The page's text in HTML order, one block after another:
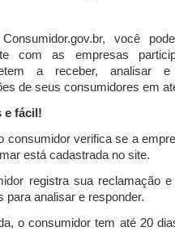
você
com as empresas
a receber, analisar
de seus consumidores em
e fácil!
consumidor verifica se a
está cadastrada no site.
registra sua reclamação
para analisar e responder.
o consumidor tem até 20